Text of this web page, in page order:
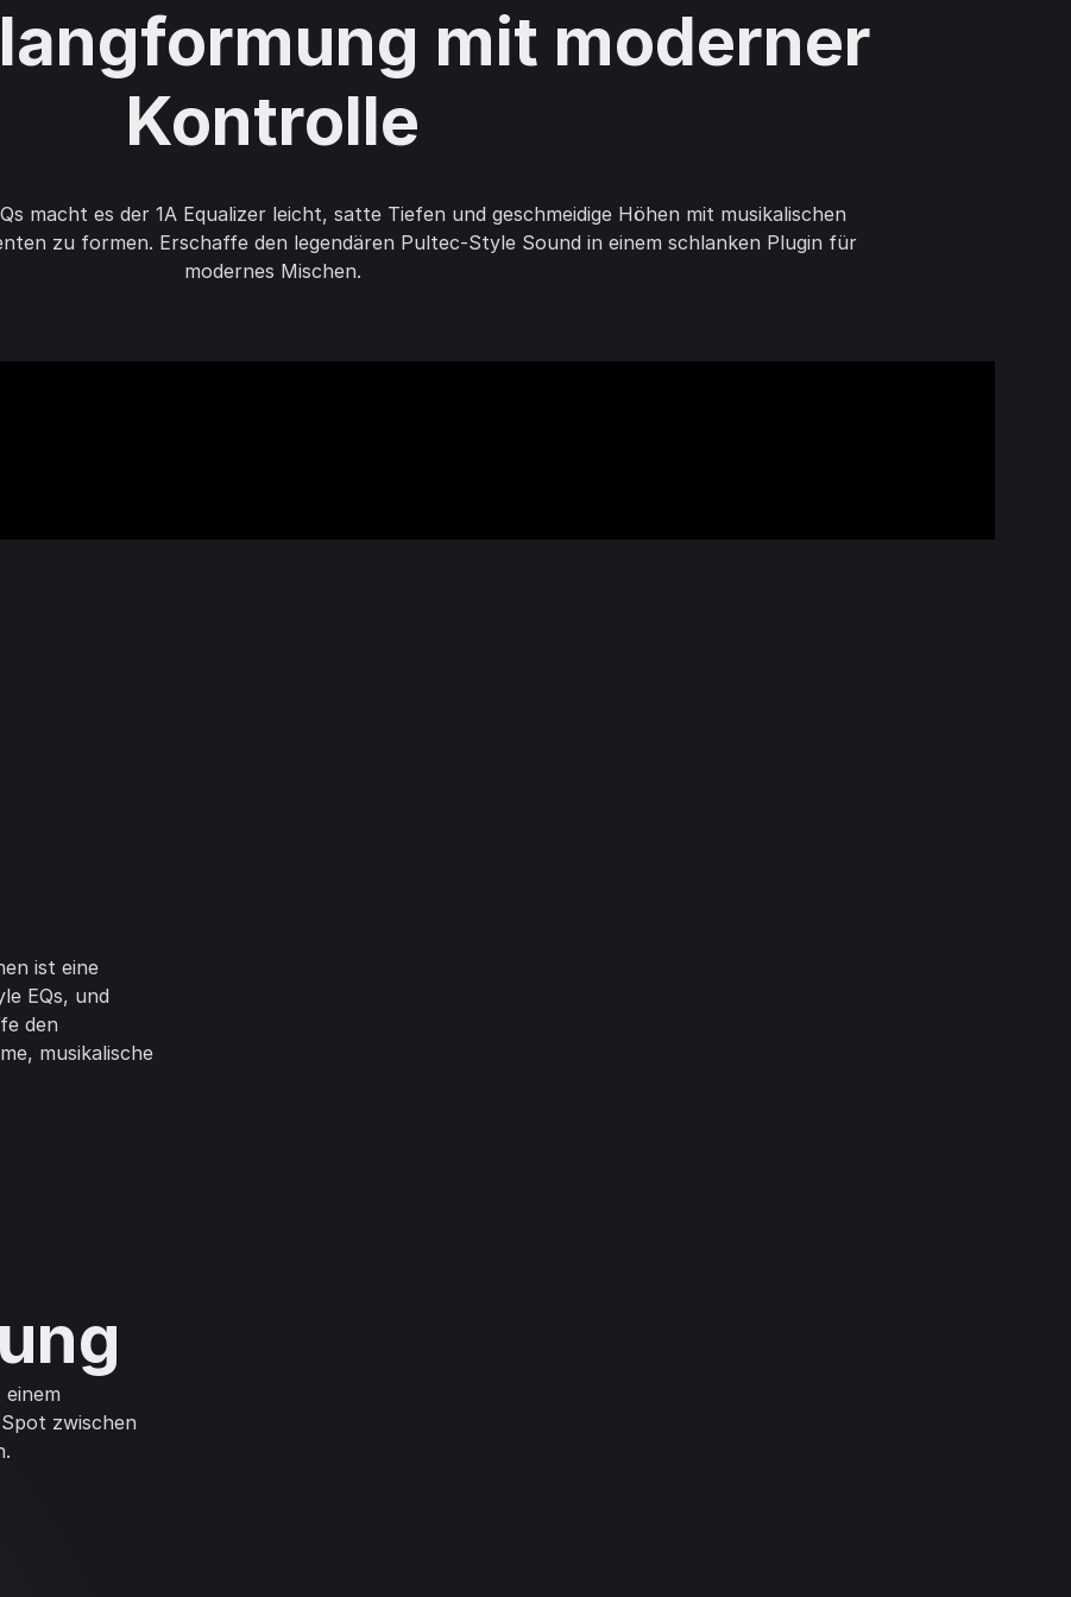
mit moderner
Kontrolle
macht es der 1A Equalizer leicht, satte Tiefen und geschmeidige Höhen mit musikalischen
zu formen. Erschaffe den legendären Pultec-Style Sound in einem schlanken Plugin für
modernes Mischen.
ist eine
EQs, und
den
musikalische
zwischen